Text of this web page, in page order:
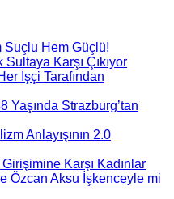
Suçlu Hem Güçlü!
Karşı Çıkıyor
İşçi Tarafından
Yaşında Strazburg’tan
Anlayışının 2.0
Girişimine Karşı Kadınlar
Özcan Aksu İşkenceyle mi